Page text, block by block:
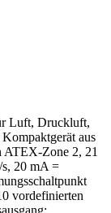
Luft, Druckluft,
aus
ATEX-Zone 2, 21
20 mA =
vordefinierten